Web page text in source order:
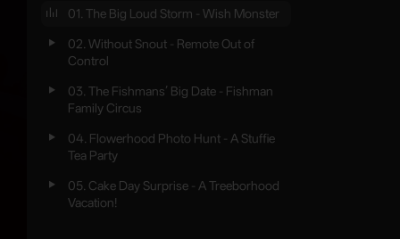
01. The Big Loud Storm - Wish Monster
02. Without Snout - Remote Out of
Control
03. The Fishmans’ Big Date - Fishman
Family Circus
04. Flowerhood Photo Hunt - A Stuffie
Tea Party
05. Cake Day Surprise - A Treeborhood
Vacation!